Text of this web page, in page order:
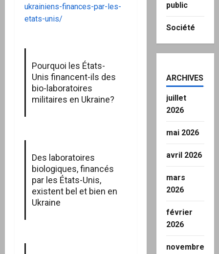
ukrainiens-finances-par-les-
etats-unis/
Pourquoi les États-
Unis financent-ils des
bio-laboratoires
militaires en Ukraine?
Des laboratoires
biologiques, financés
par les États-Unis,
existent bel et bien en
Ukraine
public
Société
ARCHIVES
juillet
2026
mai 2026
avril 2026
mars
2026
février
2026
novembre